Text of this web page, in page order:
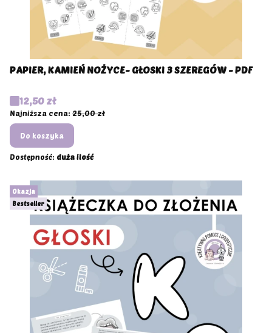
PAPIER, KAMIEŃ NOŻYCE- GŁOSKI 3 SZEREGÓW - PDF
Cena promocyjna
12,50 zł
Najniższa cena: 25,00 zł
Do koszyka
Dostępność: duża ilość
Okazja
Bestseller